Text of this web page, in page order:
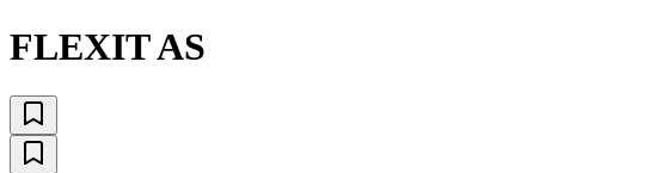
FLEXIT AS